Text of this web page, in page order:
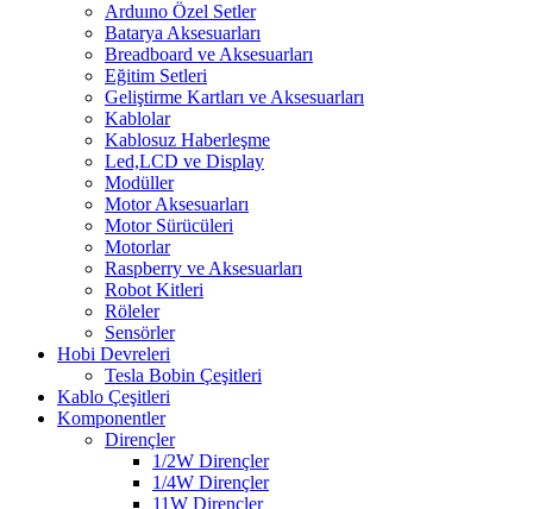
Arduıno Özel Setler
Batarya Aksesuarları
Breadboard ve Aksesuarları
Eğitim Setleri
Geliştirme Kartları ve Aksesuarları
Kablolar
Kablosuz Haberleşme
Led,LCD ve Display
Modüller
Motor Aksesuarları
Motor Sürücüleri
Motorlar
Raspberry ve Aksesuarları
Robot Kitleri
Röleler
Sensörler
Hobi Devreleri
Tesla Bobin Çeşitleri
Kablo Çeşitleri
Komponentler
Dirençler
1/2W Dirençler
1/4W Dirençler
11W Dirençler